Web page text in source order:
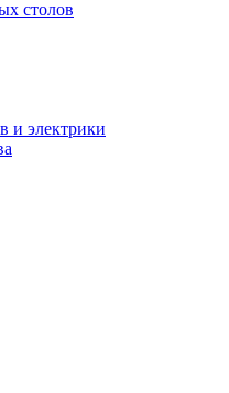
столов
и электрики